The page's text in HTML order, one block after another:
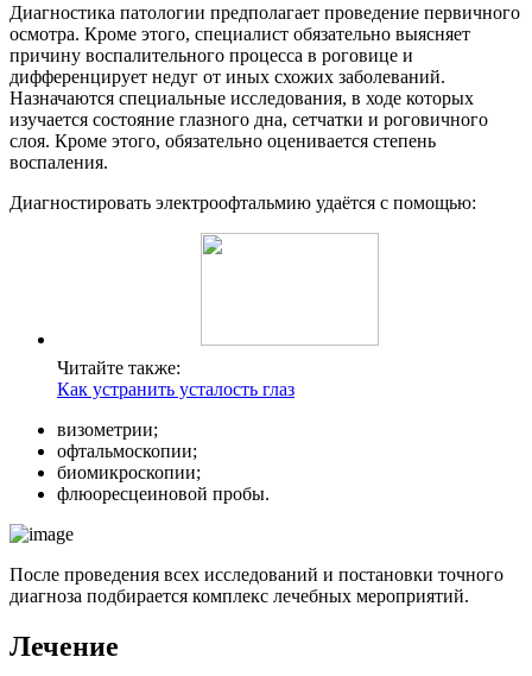
Диагностика патологии предполагает проведение первичного
осмотра. Кроме этого, специалист обязательно выясняет
причину воспалительного процесса в роговице и
дифференцирует недуг от иных схожих заболеваний.
Назначаются специальные исследования, в ходе которых
изучается состояние глазного дна, сетчатки и роговичного
слоя. Кроме этого, обязательно оценивается степень
воспаления.
Диагностировать электроофтальмию удаётся с помощью:
Читайте также:
Как устранить усталость глаз
визометрии;
офтальмоскопии;
биомикроскопии;
флюоресцеиновой пробы.
После проведения всех исследований и постановки точного
диагноза подбирается комплекс лечебных мероприятий.
Лечение